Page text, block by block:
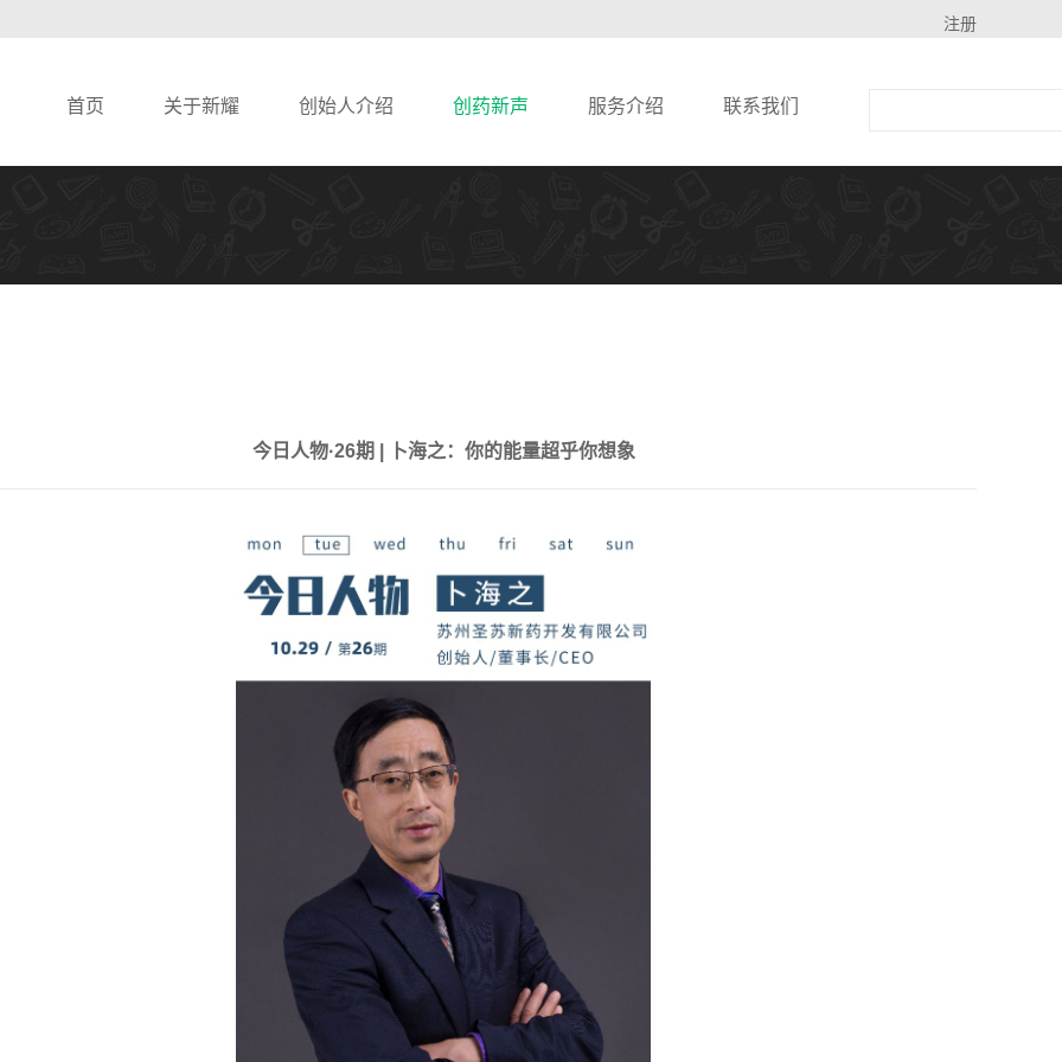
注册
首页 关于新耀 创始人介绍 创药新声 服务介绍 联系我们
今日人物·26期 | 卜海之：你的能量超乎你想象